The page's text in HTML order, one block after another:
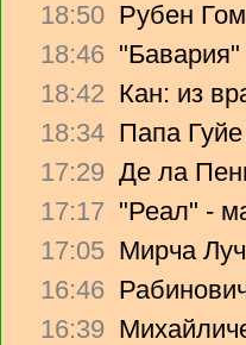
18:50 Рубен
18:46 "Бавария"
18:42 Кан: из
18:34 Папа
17:29 Де ла
17:17 "Реал" -
17:05 Мирча
16:46
16:39